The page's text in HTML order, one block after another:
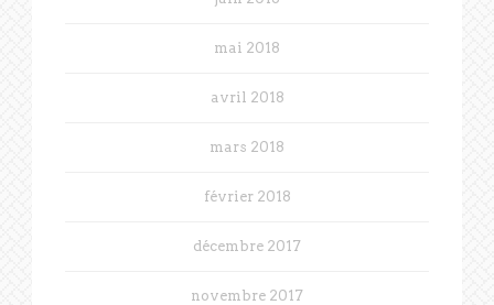
mai 2018
avril 2018
mars 2018
février 2018
décembre 2017
novembre 2017